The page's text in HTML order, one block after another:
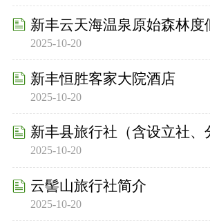
新丰云天海温泉原始森林度
2025-10-20
新丰恒胜客家大院酒店
2025-10-20
新丰县旅行社（含设立社、
2025-10-20
云髻山旅行社简介
2025-10-20